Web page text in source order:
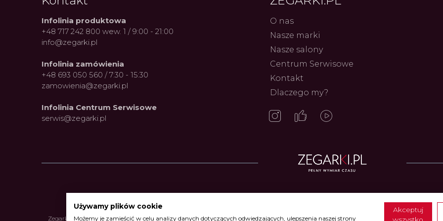
Serca
Infolinia produktowa
+48 717 242 800 wew. 1 / 9:00 - 21:00
info@zegarki.pl
Infolinia zamówienia
+48 693 050 560 / 7:30 - 15:30
zamowienia@zegarki.pl
Infolinia Centrum Serwisowe
serwis@zegarki.pl
O nas
Nasze marki
Nasze salony
Centrum Serwisowe
Kontakt
Dlaczego my?
Zegarki Alpina•Zegarki Atlantic•Zegarki Błonie•Zegarki Boccia Titanium•Zegarki Calypso•Zegarki Candino Zegarki Casio• Zegarki
Używamy plików cookie
Możemy je zamieścić w celu analizy danych dotyczących odwiedzających, ulepszenia naszej strony
Akceptuj